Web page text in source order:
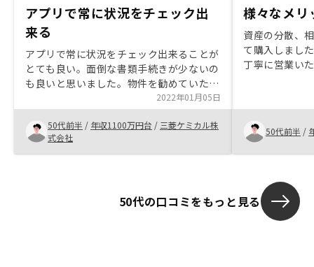
アプリで常に状況をチェック出
来る
アプリで常に状況をチェック出来ることが
とても良い。面倒な書類手続きが少ないの
も良いと思いました。物件を勧めていただ
く場合、その物件が本当に良い物件なのか
どうか客はわからないので、他の物件と比
較して良いことを示してほしい。
2022年01月05日
50代前半 / 年収1100万円台 / 三菱ケミカル株
式会社
様々なメリ
資産の分散、
て購入しまし
丁寧に営業い
の準備やロー
ると思うと少
50代前半 /
50代の口コミをもっと見る